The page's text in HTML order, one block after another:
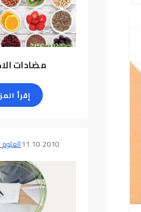
مضادات
إقرأ
11.10.2010العلوم